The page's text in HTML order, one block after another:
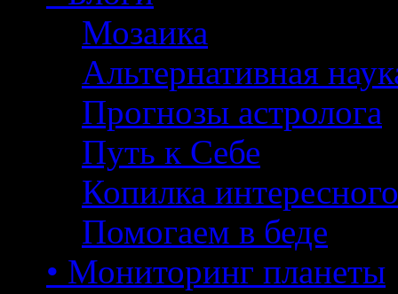
Мозаика
Альтернативная
Прогнозы астролога
Путь к Себе
Копилка интересного
Помогаем в беде
• Мониторинг планеты